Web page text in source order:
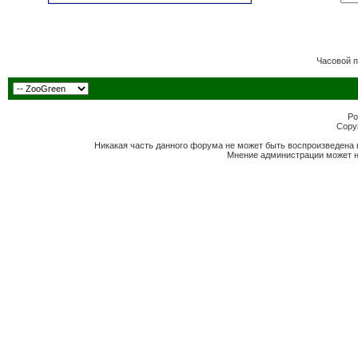
Часовой
Никакая часть данного форума не может быть
Мнение администрации может